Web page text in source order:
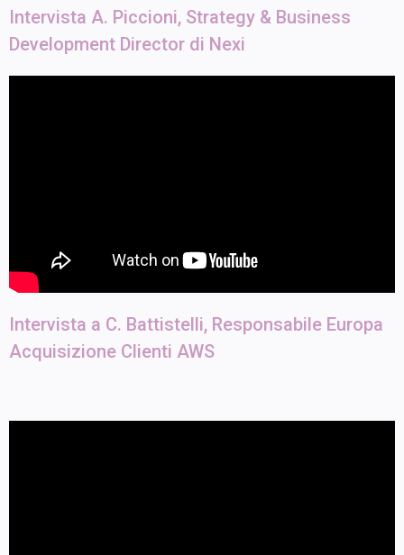
Intervista A. Piccioni, Strategy & Business
Development Director di Nexi
Intervista a C. Battistelli, Responsabile Europa
Acquisizione Clienti AWS